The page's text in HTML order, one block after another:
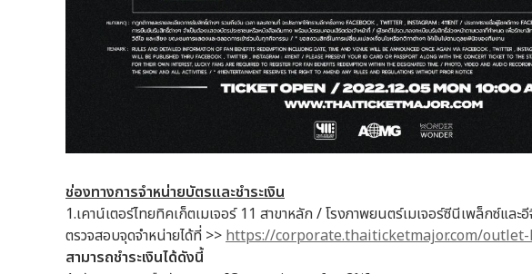
ช่องทางการจำหน่ายบัตรและชำระเงิน
1.เคาน์เตอร์ไทยทิคเก็ตเมเจอร์ 11 สาขาหลัก / โรงภาพยนตร์เมเจอร์ซีนีเพล็กซ์และ
ตรวจสอบจุดจำหน่ายได้ที่ >> https://corporate.thaiticketmajor.com/
สามารถชำระเงินได้ดังนี้